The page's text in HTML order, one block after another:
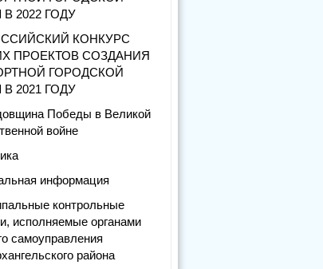
2022 ГОДУ
КОНКУРС
ПРОЕКТОВ СОЗДАНИЯ
ГОРОДСКОЙ
2021 ГОДУ
Победы в Великой
войне
информация
контрольные
исполняемые органами
самоуправления
района